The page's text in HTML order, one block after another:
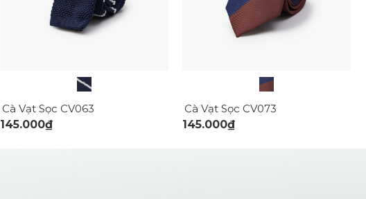
Cà Vạt Sọc CV063
145.000₫
Cà Vạt Sọc CV073
145.000₫